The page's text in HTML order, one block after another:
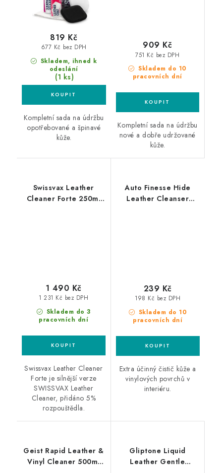
Skladem, ihned k
odeslání
(1 ks)
677 Kč bez DPH
819 Kč
Kompletní sada na údržbu
opotřebované a špinavé
kůže.
Skladem do 10
pracovních dní
751 Kč bez DPH
909 Kč
Kompletní sada na údržbu
nové a dobře udržované
kůže.
Swissvax Leather
Cleaner Forte 250ml
Skladem do 3
pracovních dní
1 231 Kč bez DPH
1 490 Kč
Swissvax Leather Cleaner
Forte je silnější verze
SWISSVAX Leather
Cleaner, přidáno 5%
rozpouštědla.
Auto Finesse Hide
Leather Cleanser
Skladem do 10
pracovních dní
198 Kč bez DPH
239 Kč
Extra účinný čistič kůže a
vinylových povrchů v
interiéru.
Geist Rapid Leather &
Vinyl Cleaner 500ml
Gliptone Liquid
Leather Gentle